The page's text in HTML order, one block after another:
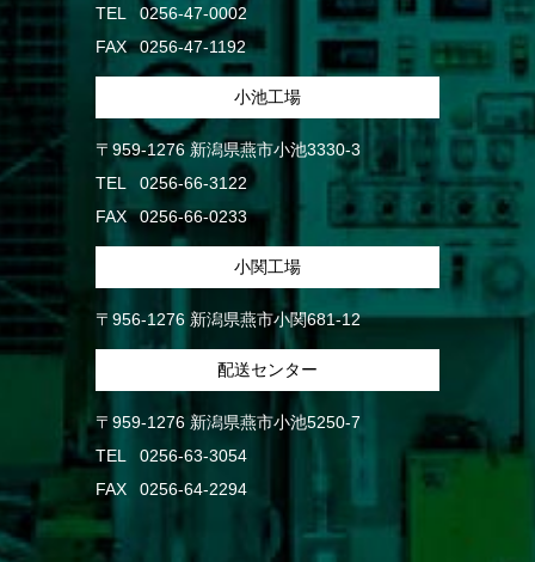
TEL
0256-47-0002
FAX
0256-47-1192
小池工場
〒959-1276 新潟県燕市小池3330-3
TEL
0256-66-3122
FAX
0256-66-0233
小関工場
〒956-1276 新潟県燕市小関681-12
配送センター
〒959-1276 新潟県燕市小池5250-7
TEL
0256-63-3054
FAX
0256-64-2294